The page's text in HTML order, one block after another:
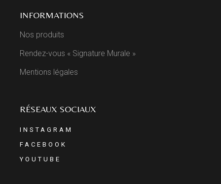
INFORMATIONS
Nos produits
Rendez-vous « Signature Murale »
Mentions légales
RÉSEAUX SOCIAUX
INSTAGRAM
FACEBOOK
YOUTUBE